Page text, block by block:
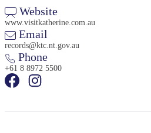
Website
www.visitkatherine.com.au
Email
records@ktc.nt.gov.au
Phone
+61 8 8972 5500